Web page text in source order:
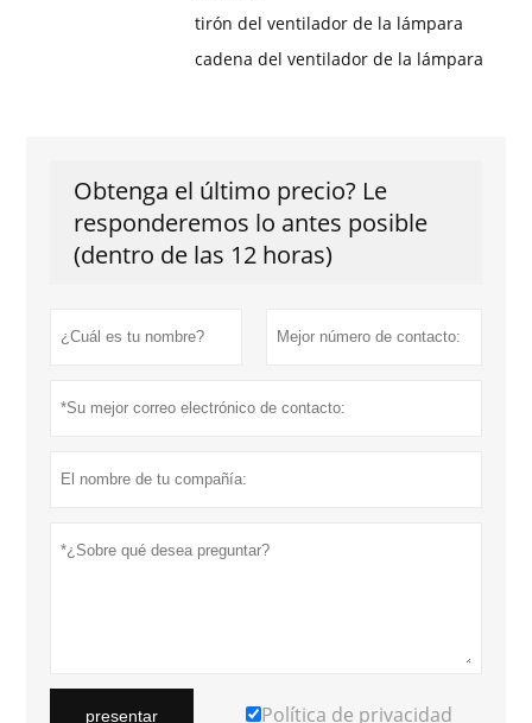
tirón del ventilador de la lámpara
cadena del ventilador de la lámpara
Obtenga el último precio? Le
responderemos lo antes posible
(dentro de las 12 horas)
presentar Política de privacidad